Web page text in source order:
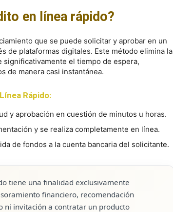
en línea rápido?
que se puede solicitar y aprobar en un
de plataformas digitales. Este método elimina la
significativamente el tiempo de espera,
de manera casi instantánea.
Rápido:
y aprobación en cuestión de minutos u horas.
y se realiza completamente en línea.
de fondos a la cuenta bancaria del solicitante.
tiene una finalidad exclusivamente
financiero, recomendación
ni invitación a contratar un producto